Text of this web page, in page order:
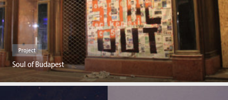
Project
Soul of Budapest